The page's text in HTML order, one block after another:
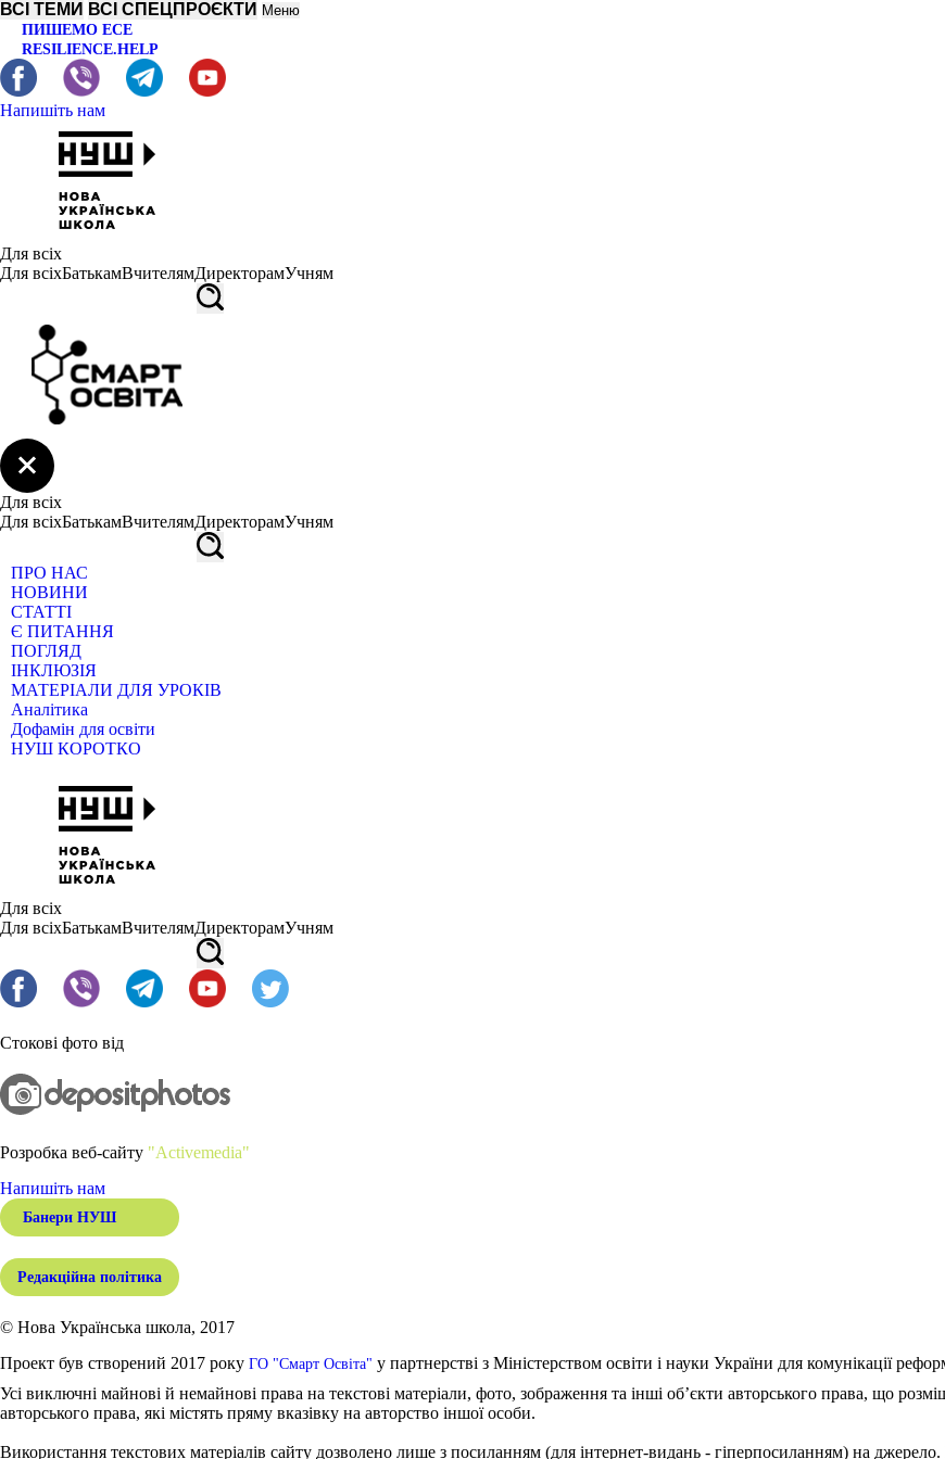
ВСІ ТЕМИ ВСІ СПЕЦПРОЄКТИ Меню
ПИШЕМО ЕСЕ
RESILIENCE.HELP
Напишіть нам
Для всіх
Для всіхБатькамВчителямДиректорамУчням
Для всіх
Для всіхБатькамВчителямДиректорамУчням
ПРО НАС
НОВИНИ
СТАТТІ
Є ПИТАННЯ
ПОГЛЯД
ІНКЛЮЗІЯ
МАТЕРІАЛИ ДЛЯ УРОКІВ
Аналітика
Дофамін для освіти
НУШ КОРОТКО
Для всіх
Для всіхБатькамВчителямДиректорамУчням
Стокові фото від
Розробка веб-сайту "Activemedia"
Напишіть нам
Банери НУШ
Редакційна політика
© Нова Українська школа, 2017
Проект був створений 2017 року ГО "Смарт Освіта" у партнерстві з Міністерством освіти і науки України для комунікації
Усі виключні майнові й немайнові права на текстові матеріали, фото, зображення та інші об’єкти авторського права, що
авторського права, які містять пряму вказівку на авторство іншої особи.
Використання текстових матеріалів сайту дозволено лише з посиланням (для інтернет-видань - гіперпосиланням) на